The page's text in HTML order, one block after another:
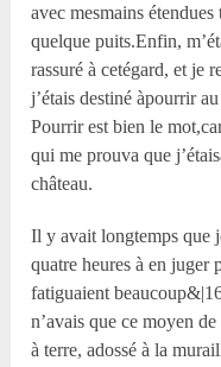
avec mesmains
quelque puits.Enfin,
rassuré à cetégard, et je
j’étais destiné àpourrir
Pourrir est bien le
qui me prouva que
château.
Il y avait longtemps que
quatre heures à en juger
fatiguaient
n’avais que ce moyen
à terre, adossé à la